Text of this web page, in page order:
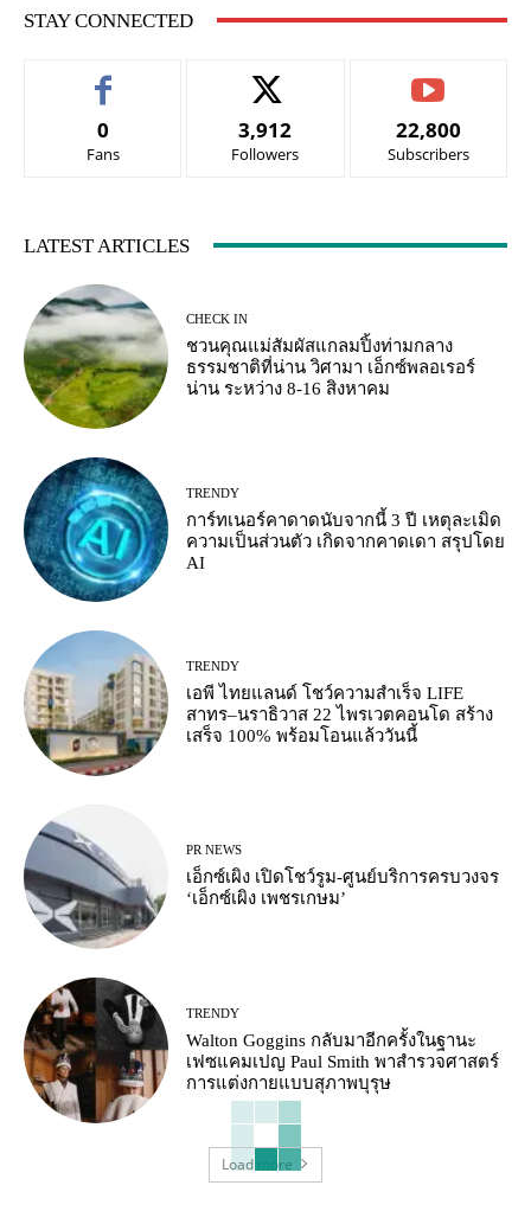
STAY CONNECTED
0
Fans
3,912
Followers
22,800
Subscribers
LATEST ARTICLES
CHECK IN
ชวนคุณแม่สัมผัสแกลมปิ้งท่ามกลาง
ธรรมชาติที่น่าน วิศามา เอ็กซ์พลอเรอร์
น่าน ระหว่าง 8-16 สิงหาคม
TRENDY
การ์ทเนอร์คาดาดนับจากนี้ 3 ปี เหตุละเมิด
ความเป็นส่วนตัว เกิดจากคาดเดา สรุปโดย
AI
TRENDY
เอพี ไทยแลนด์ โชว์ความสำเร็จ LIFE
สาทร–นราธิวาส 22 ไพรเวตคอนโด สร้าง
เสร็จ 100% พร้อมโอนแล้ววันนี้
PR NEWS
เอ็กซ์เผิง เปิดโชว์รูม-ศูนย์บริการครบวงจร
‘เอ็กซ์เผิง เพชรเกษม’
TRENDY
Walton Goggins กลับมาอีกครั้งในฐานะ
เฟซแคมเปญ Paul Smith พาสำรวจศาสตร์
การแต่งกายแบบสุภาพบุรุษ
Load more